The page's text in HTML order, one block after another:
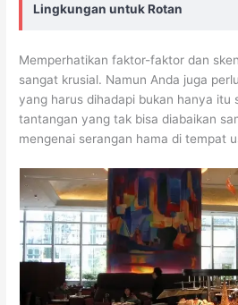
Lingkungan untuk Rotan
Memperhatikan faktor-faktor dan
sangat krusial. Namun Anda juga
yang harus dihadapi bukan hanya itu
tantangan yang tak bisa diabaikan
mengenai serangan hama di tempat